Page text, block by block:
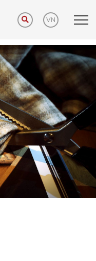
VN
khuyến mãi